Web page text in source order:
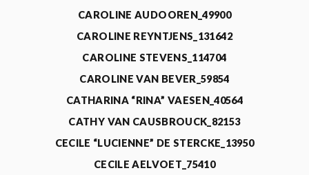
CAROLINE AUDOOREN_49900
CAROLINE REYNTJENS_131642
CAROLINE STEVENS_114704
CAROLINE VAN BEVER_59854
CATHARINA “RINA” VAESEN_40564
CATHY VAN CAUSBROUCK_82153
CECILE “LUCIENNE” DE STERCKE_13950
CECILE AELVOET_75410